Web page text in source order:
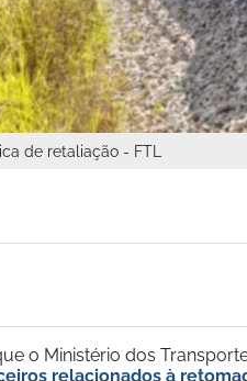
de retaliação - FTL
o Ministério dos
relacionados à